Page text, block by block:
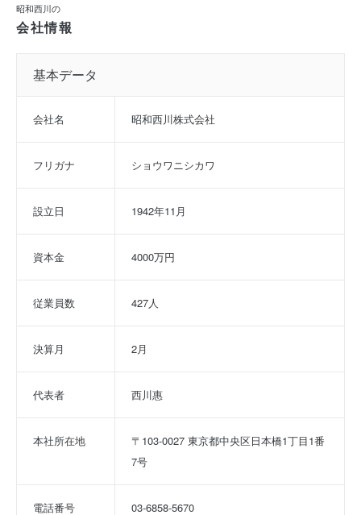
昭和西川の
会社情報
基本データ
会社名 昭和西川株式会社
フリガナ ショウワニシカワ
設立日 1942年11月
資本金 4000万円
従業員数 427人
決算月 2月
代表者 西川惠
本社所在地
〒103-0027 東京都中央区日本橋1丁目1番
7号
電話番号 03-6858-5670